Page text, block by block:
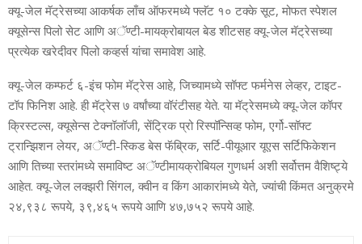
क्‍यू-जेल मॅट्रेसच्‍या आकर्षक लाँच ऑफरमध्‍ये फ्लॅट १० टक्‍के सूट, मोफत स्‍पेशल
क्‍यूसेन्‍स पिलो सेट आणि अॅण्‍टी-मायक्रोबायल बेड शीटसह क्‍यू-जेल मॅट्रेसच्‍या
प्रत्‍येक खरेदीवर पिलो कव्‍हर्स यांचा समावेश आहे.
क्‍यू-जेल कम्‍फर्ट ६-इंच फोम मॅट्रेस आहे, जिच्‍यामध्‍ये सॉफ्ट फर्मनेस लेव्‍हर, टाइट-
टॉप फिनिश आहे. ही मॅट्रेस ७ वर्षांच्‍या वॉरंटीसह येते. या मॅट्रेसमध्‍ये क्‍यू-जेल कॉपर
क्रिस्‍टल्‍स, क्‍यूसेन्‍स टेक्‍नॉलॉजी, सेंट्रिक प्रो रिस्‍पॉन्सिव्‍ह फोम, एर्गो-सॉफ्ट
ट्रान्झिशन लेयर, अॅण्‍टी-स्किड बेस फॅब्रिक, सर्टि-पीयूआर यूएस सर्टिफिकेशन
आणि तिच्‍या स्‍तरांमध्‍ये समाविष्‍ट अॅण्‍टीमायक्रोबियल गुणधर्म अशी सर्वोत्तम वैशिष्‍ट्ये
आहेत. क्‍यू-जेल लक्‍झरी सिंगल, क्‍वीन व किंग आकारांमध्‍ये येते, ज्‍यांची किंमत अनुक्रमे
२४,९३८ रूपये, ३९,४६५ रूपये आणि ४७,७५२ रूपये आहे.